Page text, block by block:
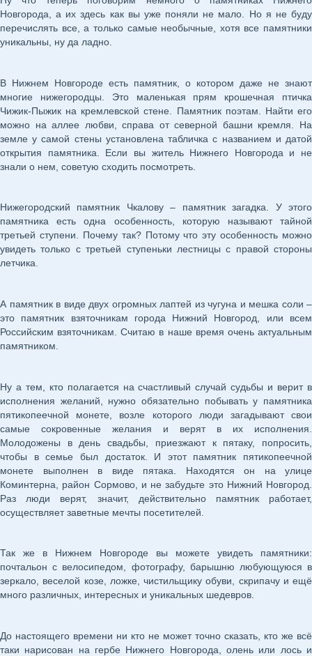
Новгорода, а их здесь как вы уже поняли не мало. Но я не буду
перечислять все, а только самые необычные, хотя все памятники
уникальны, ну да ладно.
В Нижнем Новгороде есть памятник, о котором даже не знают
многие нижегородцы. Это маленькая прям крошечная птичка
Чижик-Пыжик на кремлевской стене. Памятник поэтам. Найти его
можно на аллее любви, справа от северной башни кремля. На
земле у самой стены установлена табличка с названием и датой
открытия памятника. Если вы житель Нижнего Новгорода и не
знали о нем, советую сходить посмотреть.
Нижегородский памятник Чкалову – памятник загадка. У этого
памятника есть одна особенность, которую называют тайной
третьей ступени. Почему так? Потому что эту особенность можно
увидеть только с третьей ступеньки лестницы с правой стороны
летчика.
А памятник в виде двух огромных лаптей из чугуна и мешка соли –
это памятник взяточникам города Нижний Новгород, или всем
Российским взяточникам. Считаю в наше время очень актуальным
памятником.
Ну а тем, кто полагается на счастливый случай судьбы и верит в
исполнения желаний, нужно обязательно побывать у памятника
пятикопеечной монете, возле которого люди загадывают свои
самые сокровенные желания и верят в их исполнения.
Молодожены в день свадьбы, приезжают к пятаку, попросить,
чтобы в семье был достаток. И этот памятник пятикопеечной
монете выполнен в виде пятака. Находятся он на улице
Коминтерна, район Сормово, и не забудьте это Нижний Новгород.
Раз люди верят, значит, действительно памятник работает,
осуществляет заветные мечты посетителей.
Так же в Нижнем Новгороде вы можете увидеть памятники:
почтальон с велосипедом, фотографу, барышню любующуюся в
зеркало, веселой козе, ложке, чистильщику обуви, скрипачу и ещё
много различных, интересных и уникальных шедевров.
До настоящего времени ни кто не может точно сказать, кто же всё
таки нарисован на гербе Нижнего Новгорода, олень или лось и